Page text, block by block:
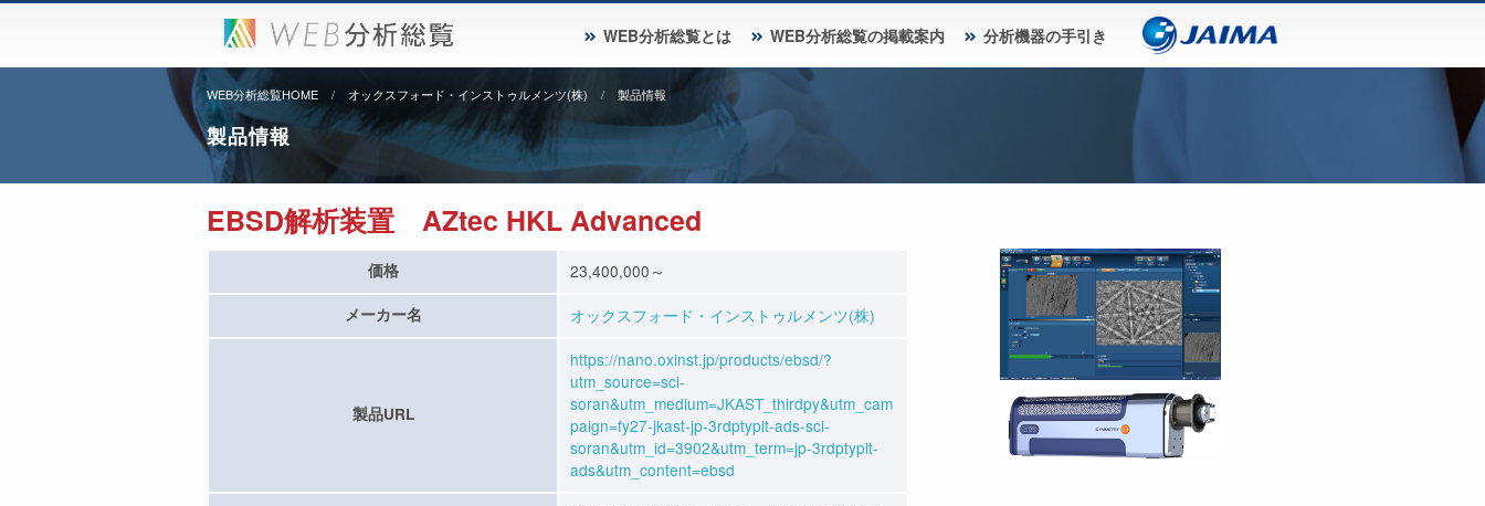
WEB分析総覧とは WEB分析総覧の掲載案内 分析機器の手引き
WEB分析総覧HOME オックスフォード・インストゥルメンツ(株) 製品情報
製品情報
EBSD解析装置 AZtec HKL Advanced
価格 23,400,000～
メーカー名 オックスフォード・インストゥルメンツ(株)
製品URL
https://nano.oxinst.jp/products/ebsd/?
utm_source=sci-
soran&utm_medium=JKAST_thirdpy&utm_cam
paign=fy27-jkast-jp-3rdptyplt-ads-sci-
soran&utm_id=3902&utm_term=jp-3rdptyplt-
ads&utm_content=ebsd